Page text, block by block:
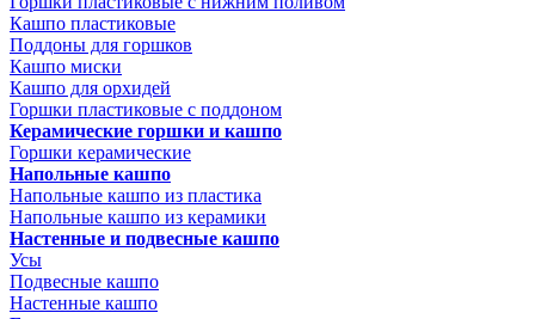
Кашпо пластиковые
Поддоны для горшков
Кашпо миски
Кашпо для орхидей
Горшки пластиковые с поддоном
Керамические горшки и кашпо
Горшки керамические
Напольные кашпо
Напольные кашпо из пластика
Напольные кашпо из керамики
Настенные и подвесные кашпо
Усы
Подвесные кашпо
Настенные кашпо